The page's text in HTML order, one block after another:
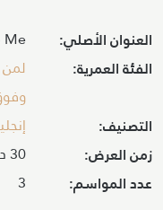
العنوان الأصلي: Me
الفئة العمرية:
التصنيف:
زمن العرض: 30 دقائق
عدد المواسم: 3